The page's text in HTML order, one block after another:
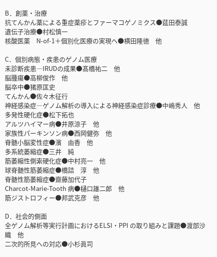
B．創薬・治療
抗てんかん薬による重症薬疹とファーマコゲノミクス●莚田泰誠
遺伝子治療●村松慎一
核酸医薬 N-of-1＋個別化医療の実現へ●横田隆徳 他
C．個別病態・疾患のゲノム医療
未診断疾患―IRUDの成果●髙橋祐二 他
脳腫瘍●高柳俊作 他
脳卒中●猪原匡史
てんかん●佐々木征行
神経感染症―ゲノム解析の導入による神経感染症診療●中嶋秀人 他
多発性硬化症●松下拓也
アルツハイマー病●井原涼子 他
家族性パーキンソン病●西岡健弥 他
脊髄小脳変性症●濱 由香 他
多系統萎縮症●三井 純
筋萎縮性側索硬化症●中村亮一 他
球脊髄性筋萎縮症●橋詰 淳 他
脊髄性筋萎縮症●齋藤加代子
Charcot-Marie-Tooth 病●樋口雄二郎 他
筋ジストロフィー●邦武克彦 他
D．社会的側面
全ゲノム解析等実行計画におけるELSI・PPI の取り組みと課題●渡部沙
織 他
二次的所見への対応●小杉眞司